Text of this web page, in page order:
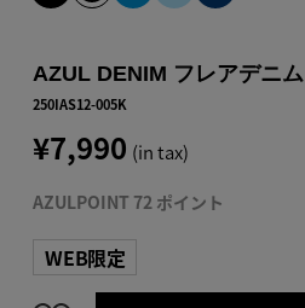
AZUL DENIM フレアデニム
250IAS12-005K
¥7,990 (in tax)
AZULPOINT 72 ポイント
WEB限定